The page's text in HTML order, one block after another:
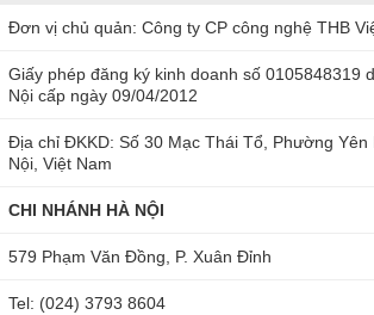
Đơn vị chủ quản: Công ty CP công nghệ THB
Giấy phép đăng ký kinh doanh số 0105848319
Nội cấp ngày 09/04/2012
Địa chỉ ĐKKD: Số 30 Mạc Thái Tổ, Phường Yên
Nội, Việt Nam
CHI NHÁNH HÀ NỘI
579 Phạm Văn Đồng, P. Xuân Đỉnh
Tel: (024) 3793 8604